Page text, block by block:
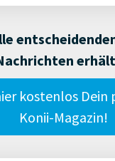
kostenlos Dein
Konii-Magazin!